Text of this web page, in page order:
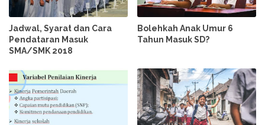
Jadwal, Syarat dan Cara
Pendataran Masuk
SMA/SMK 2018
Bolehkah Anak Umur 6
Tahun Masuk SD?